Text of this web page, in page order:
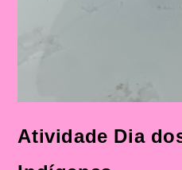
Atividade Dia